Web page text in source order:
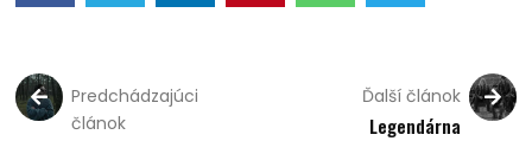
Predchádzajúci
článok
Ďalší článok
Legendárna